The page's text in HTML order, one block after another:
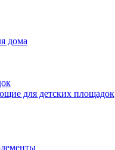
дома
для детских площадок